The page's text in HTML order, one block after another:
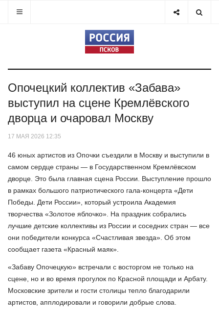
Опочецкий коллектив «Забава»
выступил на сцене Кремлёвского
дворца и очаровал Москву
17 МАЯ 2026 12:35
46 юных артистов из Опочки съездили в Москву и выступили в
самом сердце страны — в Государственном Кремлёвском
дворце. Это была главная сцена России. Выступление прошло
в рамках большого патриотического гала-концерта «Дети
Победы. Дети России», который устроила Академия
творчества «Золотое яблочко». На праздник собрались
лучшие детские коллективы из России и соседних стран — все
они победители конкурса «Счастливая звезда». Об этом
сообщает газета «Красный маяк».
«Забаву Опочецкую» встречали с восторгом не только на
сцене, но и во время прогулок по Красной площади и Арбату.
Московские зрители и гости столицы тепло благодарили
артистов, апплодировали и говорили добрые слова.